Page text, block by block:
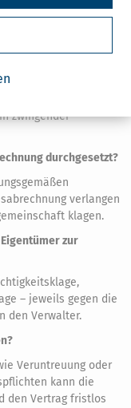
mangelhafte
unwirksam.
einberufen,
zwingender
durchgesetzt?
verlangen
klagen.
zur
– jeweils gegen die
den Verwalter.
Veruntreuung oder
kann die
den Vertrag fristlos